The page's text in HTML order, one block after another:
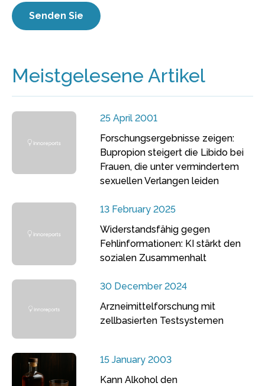
Meistgelesene Artikel
25 April 2001
Forschungsergebnisse zeigen:
Bupropion steigert die Libido bei
Frauen, die unter vermindertem
sexuellen Verlangen leiden
13 February 2025
Widerstandsfähig gegen
Fehlinformationen: KI stärkt den
sozialen Zusammenhalt
30 December 2024
Arzneimittelforschung mit
zellbasierten Testsystemen
15 January 2003
Kann Alkohol den